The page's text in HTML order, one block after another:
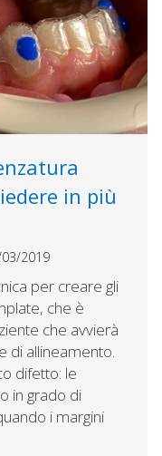
in più
2019
per creare gli
che è
che avvierà
di allineamento.
difetto: le
in grado di
i margini